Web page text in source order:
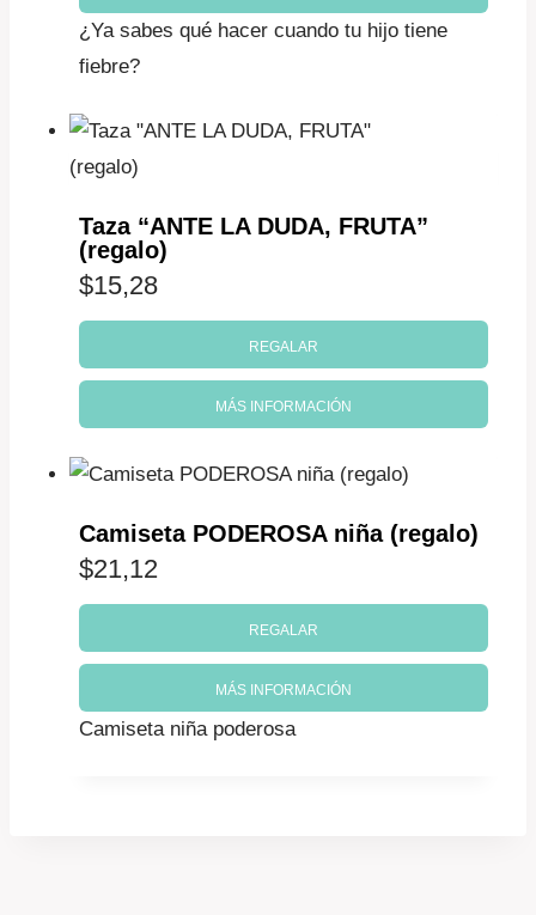
era:
es:
¿Ya sabes qué hacer cuando tu hijo tiene
fiebre?
Taza “ANTE LA DUDA, FRUTA”
(regalo)
$15,28
REGALAR
MÁS INFORMACIÓN
Camiseta PODEROSA niña (regalo)
$21,12
REGALAR
MÁS INFORMACIÓN
Camiseta niña poderosa